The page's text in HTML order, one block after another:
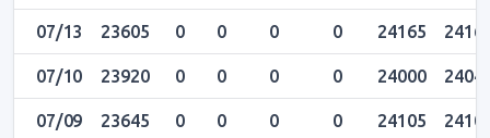
07/13 23605 0 0 0 0 24165
07/10 23920 0 0 0 0 24000
07/09 23645 0 0 0 0 24105